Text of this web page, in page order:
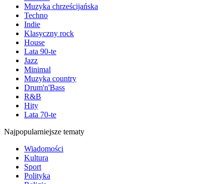
Muzyka chrześcijańska
Techno
Indie
Klasyczny rock
House
Lata 90-te
Jazz
Minimal
Muzyka country
Drum'n'Bass
R&B
Hity
Lata 70-te
Najpopularniejsze tematy
Wiadomości
Kultura
Sport
Polityka